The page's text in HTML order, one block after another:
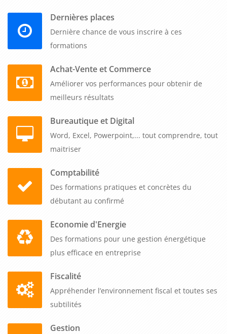
Dernières places
Dernière chance de vous inscrire à ces
formations
Achat-Vente et Commerce
Améliorer vos performances pour obtenir de
meilleurs résultats
Bureautique et Digital
Word, Excel, Powerpoint,... tout comprendre, tout
maitriser
Comptabilité
Des formations pratiques et concrètes du
débutant au confirmé
Economie d'Energie
Des formations pour une gestion énergétique
plus efficace en entreprise
Fiscalité
Appréhender l’environnement fiscal et toutes ses
subtilités
Gestion